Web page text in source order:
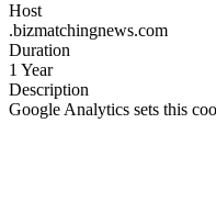
Host
.bizmatchingnews.com
Duration
1 Year
Description
Google Analytics sets this